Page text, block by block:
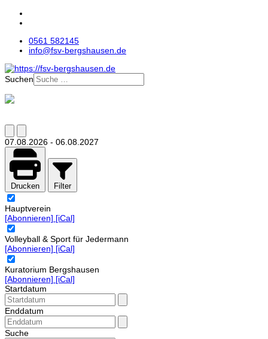
0561 582145
info@fsv-bergshausen.de
Suchen
07.08.2026 - 06.08.2027
Drucken Filter
Hauptverein
[Abonnieren] [iCal]
Volleyball & Sport für Jedermann
[Abonnieren] [iCal]
Kuratorium Bergshausen
[Abonnieren] [iCal]
Startdatum
Enddatum
Suche